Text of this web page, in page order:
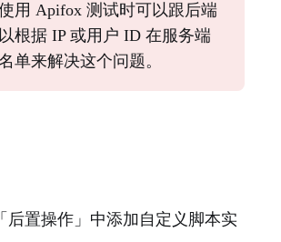
用 Apifox 测试时可以跟后端
根据 IP 或用户 ID 在服务端
单来解决这个问题。
后置操作」中添加自定义脚本实